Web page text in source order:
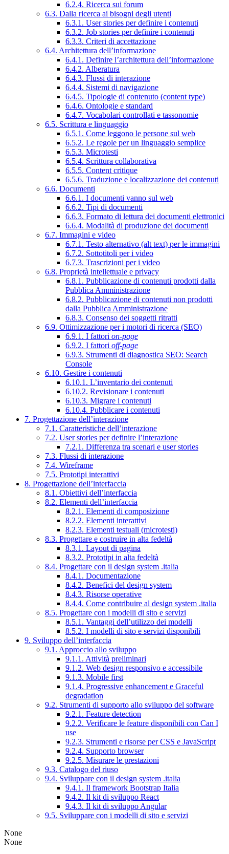
6.2.4. Ricerca sui forum
6.3. Dalla ricerca ai bisogni degli utenti
6.3.1. User stories per definire i contenuti
6.3.2. Job stories per definire i contenuti
6.3.3. Criteri di accettazione
6.4. Architettura dell’informazione
6.4.1. Definire l’architettura dell’informazione
6.4.2. Alberatura
6.4.3. Flussi di interazione
6.4.4. Sistemi di navigazione
6.4.5. Tipologie di contenuto (content type)
6.4.6. Ontologie e standard
6.4.7. Vocabolari controllati e tassonomie
6.5. Scrittura e linguaggio
6.5.1. Come leggono le persone sul web
6.5.2. Le regole per un linguaggio semplice
6.5.3. Microtesti
6.5.4. Scrittura collaborativa
6.5.5. Content critique
6.5.6. Traduzione e localizzazione dei contenuti
6.6. Documenti
6.6.1. I documenti vanno sul web
6.6.2. Tipi di documenti
6.6.3. Formato di lettura dei documenti elettronici
6.6.4. Modalità di produzione dei documenti
6.7. Immagini e video
6.7.1. Testo alternativo (alt text) per le immagini
6.7.2. Sottotitoli per i video
6.7.3. Trascrizioni per i video
6.8. Proprietà intellettuale e privacy
6.8.1. Pubblicazione di contenuti prodotti dalla
Pubblica Amministrazione
6.8.2. Pubblicazione di contenuti non prodotti
dalla Pubblica Amministrazione
6.8.3. Consenso dei soggetti ritratti
6.9. Ottimizzazione per i motori di ricerca (SEO)
6.9.1. I fattori on-page
6.9.2. I fattori off-page
6.9.3. Strumenti di diagnostica SEO: Search
Console
6.10. Gestire i contenuti
6.10.1. L’inventario dei contenuti
6.10.2. Revisionare i contenuti
6.10.3. Migrare i contenuti
6.10.4. Pubblicare i contenuti
7. Progettazione dell’interazione
7.1. Caratteristiche dell’interazione
7.2. User stories per definire l’interazione
7.2.1. Differenza tra scenari e user stories
7.3. Flussi di interazione
7.4. Wireframe
7.5. Prototipi interattivi
8. Progettazione dell’interfaccia
8.1. Obiettivi dell’interfaccia
8.2. Elementi dell’interfaccia
8.2.1. Elementi di composizione
8.2.2. Elementi interattivi
8.2.3. Elementi testuali (microtesti)
8.3. Progettare e costruire in alta fedeltà
8.3.1. Layout di pagina
8.3.2. Prototipi in alta fedeltà
8.4. Progettare con il design system .italia
8.4.1. Documentazione
8.4.2. Benefici del design system
8.4.3. Risorse operative
8.4.4. Come contribuire al design system .italia
8.5. Progettare con i modelli di sito e servizi
8.5.1. Vantaggi dell’utilizzo dei modelli
8.5.2. I modelli di sito e servizi disponibili
9. Sviluppo dell’interfaccia
9.1. Approccio allo sviluppo
9.1.1. Attività preliminari
9.1.2. Web design responsivo e accessibile
9.1.3. Mobile first
9.1.4. Progressive enhancement e Graceful
degradation
9.2. Strumenti di supporto allo sviluppo del software
9.2.1. Feature detection
9.2.2. Verificare le feature disponibili con Can I
use
9.2.3. Strumenti e risorse per CSS e JavaScript
9.2.4. Supporto browser
9.2.5. Misurare le prestazioni
9.3. Catalogo del riuso
9.4. Sviluppare con il design system .italia
9.4.1. Il framework Bootstrap Italia
9.4.2. Il kit di sviluppo React
9.4.3. Il kit di sviluppo Angular
9.5. Sviluppare con i modelli di sito e servizi
None
None